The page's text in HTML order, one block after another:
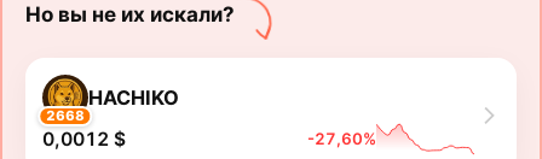
Но вы не их искали?
2668
HACHIKO
0,0012 $ -27,60%